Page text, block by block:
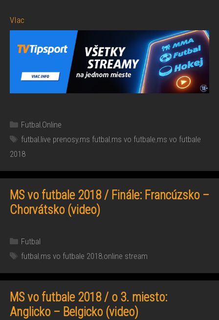
VIac
Kategórie
Futbal,Online
Značky
futbal,live prenosy,ms futbal,ms vo futbale,ms vo futbale
2018
MS vo futbale 2018 / Finále: Francúzsko –
Chorvátsko (video)
Kategórie
Futbal
Značky
futbal,ms vo futbale 2018,online stream
MS vo futbale 2018 / o 3. miesto:
Anglicko – Belgicko (video)